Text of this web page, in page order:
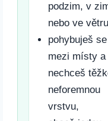
podzim, v
nebo ve
pohybuješ se
mezi místy a
nechceš
neforemnou
vrstvu,